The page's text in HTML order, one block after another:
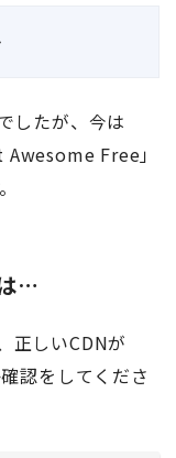
したが、今は
Awesome Free」
…
正しいCDNが
認をしてくださ